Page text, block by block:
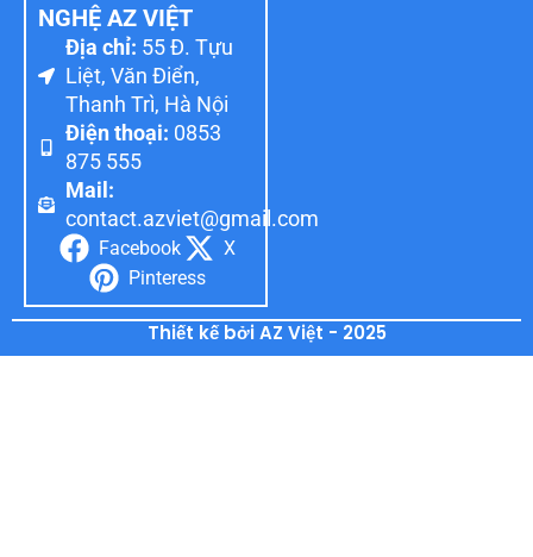
NGHỆ AZ VIỆT
Địa chỉ: 55 Đ. Tựu
Liệt, Văn Điển,
Thanh Trì, Hà Nội
Điện thoại: 0853
875 555
Mail:
contact.azviet@gmail.com
Facebook
X
Pinteress
Thiết kế bởi AZ Việt - 2025